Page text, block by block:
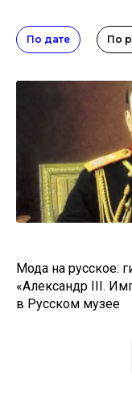
По дате По
Мода на русское:
«Александр III.
в Русском музее